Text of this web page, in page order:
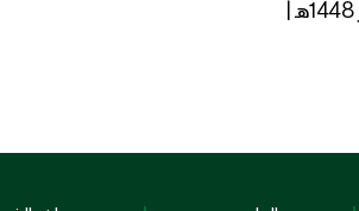
ومختلف المحافظات – 3 صفر 1448هـ |